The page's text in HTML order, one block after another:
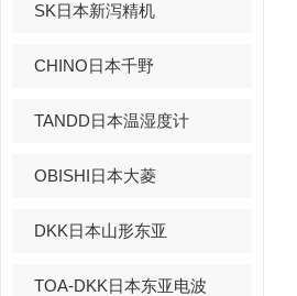
SK日本新泻精机
CHINO日本千野
TANDD日本温湿度计
OBISHI日本大菱
DKK日本山形东亚
TOA-DKK日本东亚电波